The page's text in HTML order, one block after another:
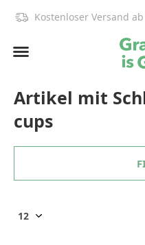
Kostenloser Versand ab
Artikel mit
cups